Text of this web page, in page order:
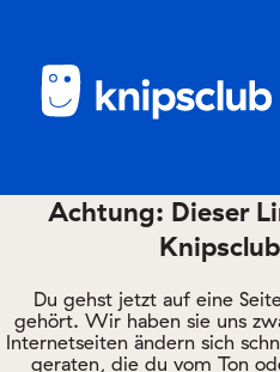
knipstipps
Eltern
Achtung: Dieser
Du gehst jetzt auf eine
gehört. Wir haben sie uns
Internetseiten ändern sich
geraten, die du vom Ton